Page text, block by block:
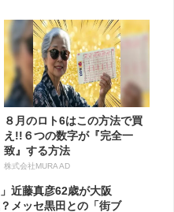
８月のロト6はこの方法で買
え!!６つの数字が『完全一
致』する方法
株式会社MURA AD
近藤真彦62歳が大阪
メッセ黒田との「街ブ